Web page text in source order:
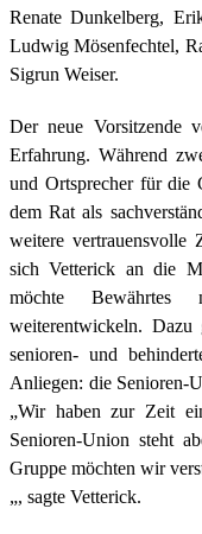
Renate Dunkelberg,
Ludwig Mösenfechtel,
Sigrun Weiser.
Der neue Vorsitzende
Erfahrung. Während
und Ortsprecher für die
dem Rat als
weitere vertrauensvolle
sich Vetterick an die
möchte Bewährtes
weiterentwickeln. Dazu
senioren- und
Anliegen: die Senioren-
„Wir haben zur Zeit
Senioren-Union steht
Gruppe möchten wir
„, sagte Vetterick.